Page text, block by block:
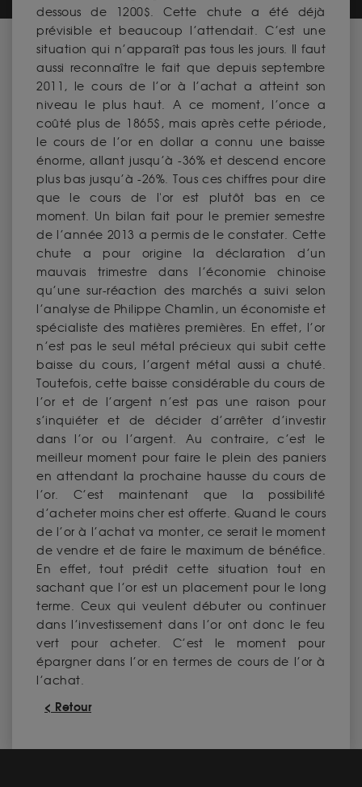
dessous de 1200$. Cette chute a été déjà
prévisible et beaucoup l’attendait. C’est une
situation qui n’apparaît pas tous les jours. Il faut
aussi reconnaître le fait que depuis septembre
2011, le cours de l’or à l’achat a atteint son
niveau le plus haut. A ce moment, l’once a
coûté plus de 1865$, mais après cette période,
le cours de l’or en dollar a connu une baisse
énorme, allant jusqu’à -36% et descend encore
plus bas jusqu’à -26%. Tous ces chiffres pour dire
que le cours de l'or est plutôt bas en ce
moment. Un bilan fait pour le premier semestre
de l’année 2013 a permis de le constater. Cette
chute a pour origine la déclaration d’un
mauvais trimestre dans l’économie chinoise
qu’une sur-réaction des marchés a suivi selon
l’analyse de Philippe Chamlin, un économiste et
spécialiste des matières premières. En effet, l’or
n’est pas le seul métal précieux qui subit cette
baisse du cours, l’argent métal aussi a chuté.
Toutefois, cette baisse considérable du cours de
l’or et de l’argent n’est pas une raison pour
s’inquiéter et de décider d’arrêter d’investir
dans l’or ou l’argent. Au contraire, c’est le
meilleur moment pour faire le plein des paniers
en attendant la prochaine hausse du cours de
l’or. C’est maintenant que la possibilité
d’acheter moins cher est offerte. Quand le cours
de l’or à l’achat va monter, ce serait le moment
de vendre et de faire le maximum de bénéfice.
En effet, tout prédit cette situation tout en
sachant que l’or est un placement pour le long
terme. Ceux qui veulent débuter ou continuer
dans l’investissement dans l’or ont donc le feu
vert pour acheter. C’est le moment pour
épargner dans l’or en termes de cours de l’or à
l’achat.
< Retour